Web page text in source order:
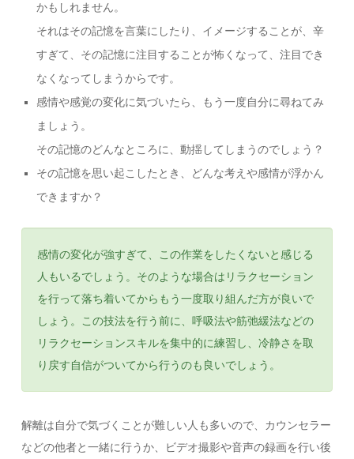
かもしれません。
それはその記憶を言葉にしたり、イメージすることが、辛
すぎて、その記憶に注目することが怖くなって、注目でき
なくなってしまうからです。
感情や感覚の変化に気づいたら、もう一度自分に尋ねてみ
ましょう。
その記憶のどんなところに、動揺してしまうのでしょう？
その記憶を思い起こしたとき、どんな考えや感情が浮かん
できますか？
感情の変化が強すぎて、この作業をしたくないと感じる
人もいるでしょう。そのような場合はリラクセーション
を行って落ち着いてからもう一度取り組んだ方が良いで
しょう。この技法を行う前に、呼吸法や筋弛緩法などの
リラクセーションスキルを集中的に練習し、冷静さを取
り戻す自信がついてから行うのも良いでしょう。
解離は自分で気づくことが難しい人も多いので、カウンセラー
などの他者と一緒に行うか、ビデオ撮影や音声の録画を行い後